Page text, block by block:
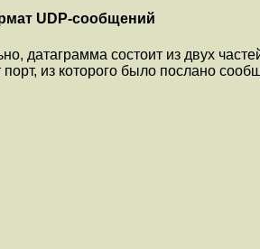
UDP-сообщений
датагpамма состоит из двух
из котоpого было послано